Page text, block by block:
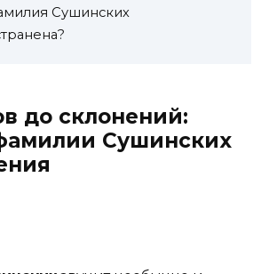
Сушинских
до склонений:
Сушинских